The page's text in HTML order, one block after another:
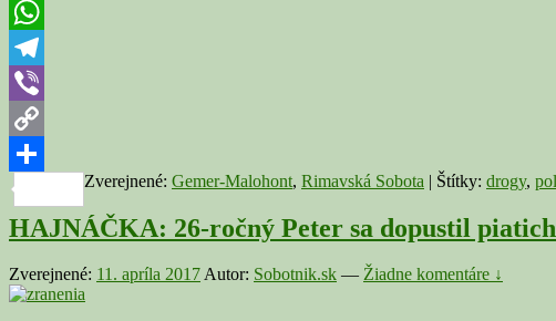
Twitter
WhatsApp
Telegram
Viber
Copy
Link
Share
Zverejnené: Gemer-Malohont, Rimavská Sobota | Štítky: drogy,
HAJNÁČKA: 26-ročný Peter sa dopustil
Zverejnené: 11. apríla 2017Autor: Sobotnik.sk — Žiadne komentáre ↓